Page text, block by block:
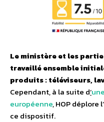
Le ministère et les
travaillé ensemble
produits : téléviseurs,
Cependant, à la suite d’
européenne, HOP déplore
ce dispositif.